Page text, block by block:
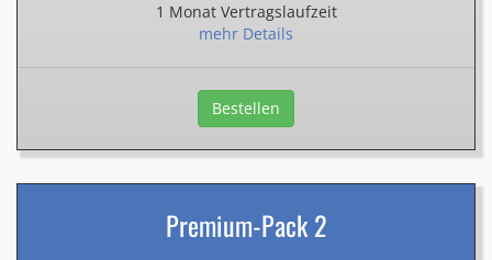
1 Monat Vertragslaufzeit
mehr Details
Bestellen
Premium-Pack 2